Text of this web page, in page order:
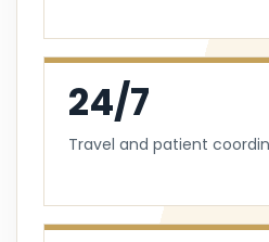
24/7
Travel and patient